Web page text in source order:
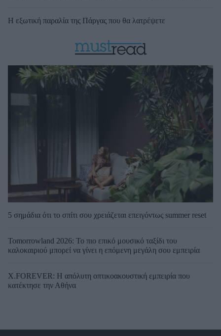
Η εξωτική παραλία της Πάργας που θα λατρέψετε
5 σημάδια ότι το σπίτι σου χρειάζεται επειγόντως summer reset
Tomorrowland 2026: Το πιο επικό μουσικό ταξίδι του
καλοκαιριού μπορεί να γίνει η επόμενη μεγάλη σου εμπειρία
X.FOREVER: Η απόλυτη οπτικοακουστική εμπειρία που
κατέκτησε την Αθήνα